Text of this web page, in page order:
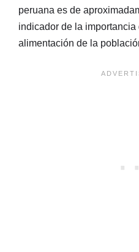
peruana es de
indicador de la
alimentación de la